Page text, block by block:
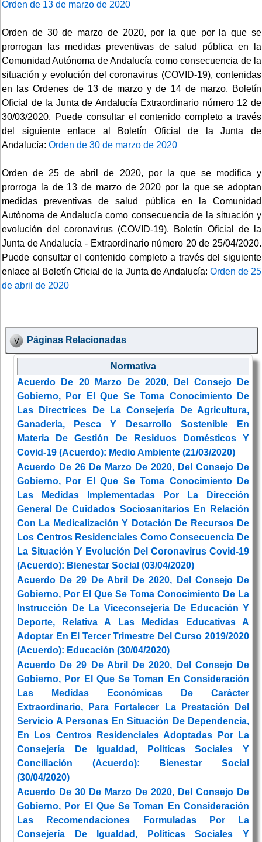
Orden de 13 de marzo de 2020
Orden de 30 de marzo de 2020, por la que por la que se
prorrogan las medidas preventivas de salud pública en la
Comunidad Autónoma de Andalucía como consecuencia de la
situación y evolución del coronavirus (COVID-19), contenidas
en las Ordenes de 13 de marzo y de 14 de marzo. Boletín
Oficial de la Junta de Andalucía Extraordinario número 12 de
30/03/2020. Puede consultar el contenido completo a través
del siguiente enlace al Boletín Oficial de la Junta de
Andalucía: Orden de 30 de marzo de 2020
Orden de 25 de abril de 2020, por la que se modifica y
prorroga la de 13 de marzo de 2020 por la que se adoptan
medidas preventivas de salud pública en la Comunidad
Autónoma de Andalucía como consecuencia de la situación y
evolución del coronavirus (COVID-19). Boletín Oficial de la
Junta de Andalucía - Extraordinario número 20 de 25/04/2020.
Puede consultar el contenido completo a través del siguiente
enlace al Boletín Oficial de la Junta de Andalucía: Orden de 25
de abril de 2020
Páginas Relacionadas
Normativa
Acuerdo De 20 Marzo De 2020, Del Consejo De
Gobierno, Por El Que Se Toma Conocimiento De
Las Directrices De La Consejería De Agricultura,
Ganadería, Pesca Y Desarrollo Sostenible En
Materia De Gestión De Residuos Domésticos Y
Covid-19 (Acuerdo): Medio Ambiente (21/03/2020)
Acuerdo De 26 De Marzo De 2020, Del Consejo De
Gobierno, Por El Que Se Toma Conocimiento De
Las Medidas Implementadas Por La Dirección
General De Cuidados Sociosanitarios En Relación
Con La Medicalización Y Dotación De Recursos De
Los Centros Residenciales Como Consecuencia De
La Situación Y Evolución Del Coronavirus Covid-19
(Acuerdo): Bienestar Social (03/04/2020)
Acuerdo De 29 De Abril De 2020, Del Consejo De
Gobierno, Por El Que Se Toma Conocimiento De La
Instrucción De La Viceconsejería De Educación Y
Deporte, Relativa A Las Medidas Educativas A
Adoptar En El Tercer Trimestre Del Curso 2019/2020
(Acuerdo): Educación (30/04/2020)
Acuerdo De 29 De Abril De 2020, Del Consejo De
Gobierno, Por El Que Se Toman En Consideración
Las Medidas Económicas De Carácter
Extraordinario, Para Fortalecer La Prestación Del
Servicio A Personas En Situación De Dependencia,
En Los Centros Residenciales Adoptadas Por La
Consejería De Igualdad, Políticas Sociales Y
Conciliación (Acuerdo): Bienestar Social
(30/04/2020)
Acuerdo De 30 De Marzo De 2020, Del Consejo De
Gobierno, Por El Que Se Toman En Consideración
Las Recomendaciones Formuladas Por La
Consejería De Igualdad, Políticas Sociales Y